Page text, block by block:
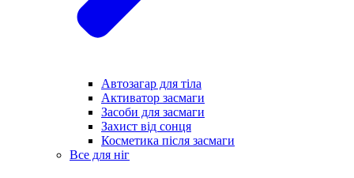
Автозагар для тіла
Активатор засмаги
Засоби для засмаги
Захист від сонця
Косметика після засмаги
Все для ніг